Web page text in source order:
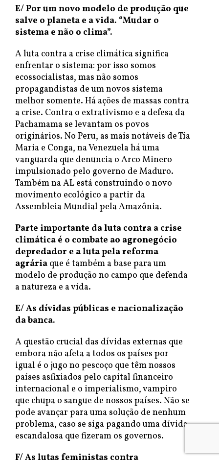
E/ Por um novo modelo de produção que
salve o planeta e a vida. “Mudar o
sistema e não o clima”.
A luta contra a crise climática significa
enfrentar o sistema: por isso somos
ecossocialistas, mas não somos
propagandistas de um novos sistema
melhor somente. Há ações de massas contra
a crise. Contra o extrativismo e a defesa da
Pachamama se levantam os povos
originários. No Peru, as mais notáveis de Tía
Maria e Conga, na Venezuela há uma
vanguarda que denuncia o Arco Minero
impulsionado pelo governo de Maduro.
Também na AL está construindo o novo
movimento ecológico a partir da
Assembleia Mundial pela Amazônia.
Parte importante daluta contra a crise
climática é o combate ao agronegócio
depredador e a luta pela reforma
agrária que é também a base para um
modelo de produção no campo que defenda
a natureza e a vida.
E/As dívidas públicas e nacionalização
dabanca.
A questão crucial das dívidas externas que
embora não afeta a todos os países por
igual é o jugo no pescoço que têm nossos
países asfixiados pelo capital financeiro
internacional e o imperialismo, vampiro
que chupa o sangue de nossos países. Não se
pode avançar para uma solução de nenhum
problema, caso se siga pagando uma dívida
escandalosa que fizeram os governos.